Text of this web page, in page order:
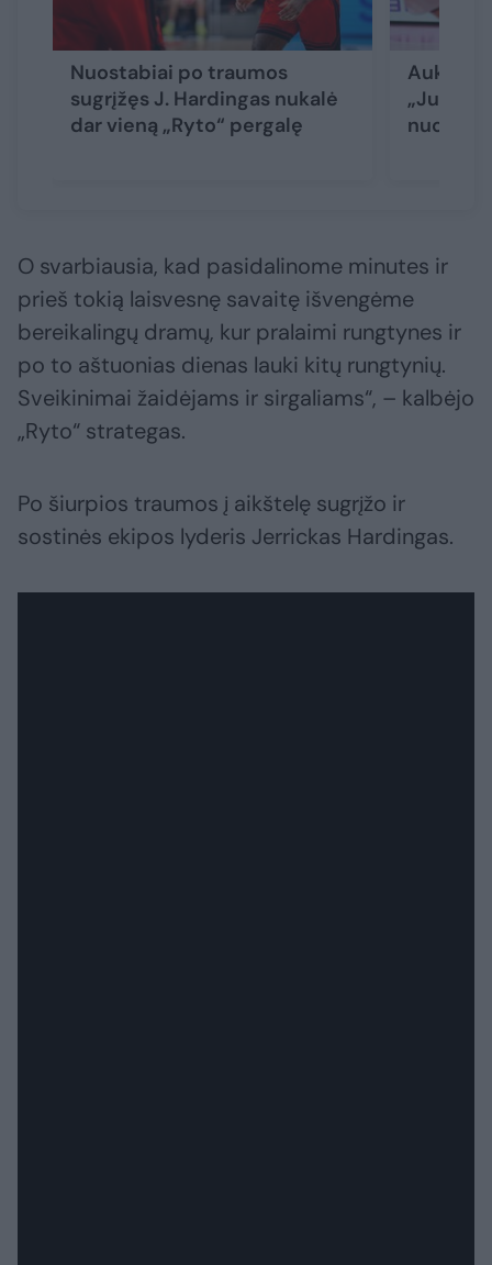
Nuostabiai po traumos
sugrįžęs J. Hardingas nukalė
dar vieną „Ryto“ pergalę
nuo
O svarbiausia, kad pasidalinome minutes ir
prieš tokią laisvesnę savaitę išvengėme
bereikalingų dramų, kur pralaimi rungtynes ir
po to aštuonias dienas lauki kitų rungtynių.
Sveikinimai žaidėjams ir sirgaliams“, – kalbėjo
„Ryto“ strategas.
Po šiurpios traumos į aikštelę sugrįžo ir
sostinės ekipos lyderis Jerrickas Hardingas.